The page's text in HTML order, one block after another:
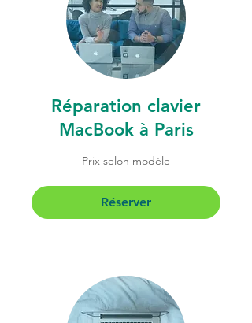
Réparation clavier
MacBook à Paris
Prix selon modèle
Réserver